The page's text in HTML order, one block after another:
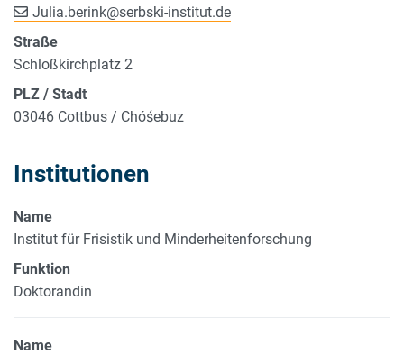
Julia.berink@serbski-institut.de
Straße
Schloßkirchplatz 2
PLZ / Stadt
03046 Cottbus / Chóśebuz
Institutionen
Name
Institut für Frisistik und Minderheitenforschung
Funktion
Doktorandin
Name